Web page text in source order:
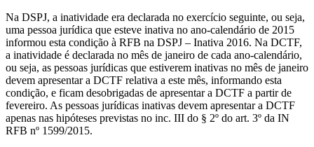
Na DSPJ, a inatividade era declarada no exercício seguinte, ou seja,
uma pessoa jurídica que esteve inativa no ano-calendário de 2015
informou esta condição à RFB na DSPJ – Inativa 2016. Na DCTF,
a inatividade é declarada no mês de janeiro de cada ano-calendário,
ou seja, as pessoas jurídicas que estiverem inativas no mês de janeiro
devem apresentar a DCTF relativa a este mês, informando esta
condição, e ficam desobrigadas de apresentar a DCTF a partir de
fevereiro. As pessoas jurídicas inativas devem apresentar a DCTF
apenas nas hipóteses previstas no inc. III do § 2º do art. 3º da IN
RFB nº 1599/2015.